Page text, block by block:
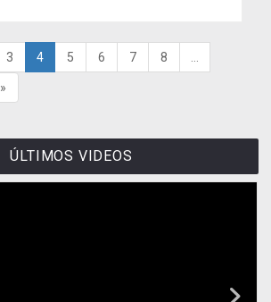
3 4 5 6 7 8
»
ÚLTIMOS VIDEOS